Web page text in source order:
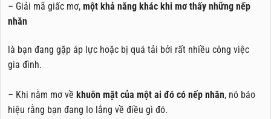
– Giải mã giấc mơ, một khả năng khác khi mơ thấy những nếp
nhăn
là bạn đang gặp áp lực hoặc bị quá tải bởi rất nhiều công việc
gia đình.
– Khi nằm mơ về khuôn mặt của một ai đó có nếp nhăn, nó báo
hiệu rằng bạn đang lo lắng về điều gì đó.